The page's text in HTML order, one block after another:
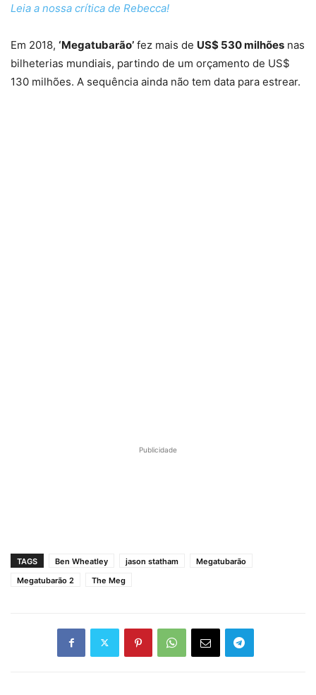
Leia a nossa crítica de Rebecca!
Em 2018, ‘Megatubarão’ fez mais de US$ 530 milhões nas
bilheterias mundiais, partindo de um orçamento de US$
130 milhões. A sequência ainda não tem data para estrear.
Publicidade
TAGS Ben Wheatley jason statham
Megatubarão
Megatubarão 2
The Meg